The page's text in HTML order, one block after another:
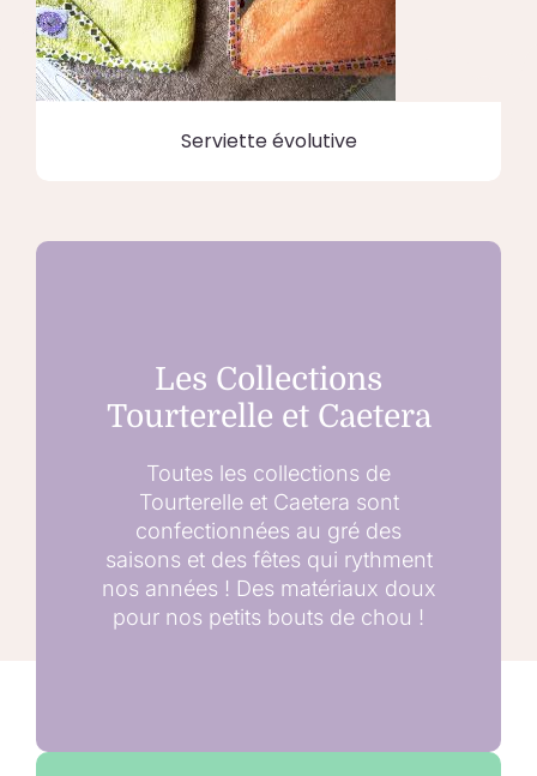
Serviette évolutive
Les Collections
Tourterelle et Caetera
Toutes les collections de
Tourterelle et Caetera sont
confectionnées au gré des
saisons et des fêtes qui rythment
nos années ! Des matériaux doux
pour nos petits bouts de chou !